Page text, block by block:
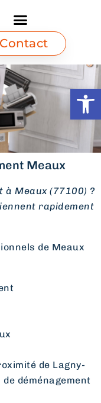
Ouvrir
Contact
Meaux
à Meaux (77100) ?
rapidement
de Meaux
de Lagny-
déménagement